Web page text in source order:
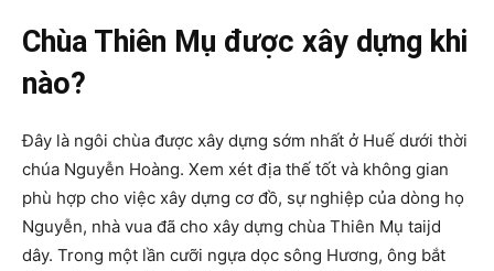
Chùa Thiên Mụ được xây dựng khi
nào?
Đây là ngôi chùa được xây dựng sớm nhất ở Huế dưới thời
chúa Nguyễn Hoàng. Xem xét địa thế tốt và không gian
phù hợp cho việc xây dựng cơ đồ, sự nghiệp của dòng họ
Nguyễn, nhà vua đã cho xây dựng chùa Thiên Mụ taijd
dây. Trong một lần cưỡi ngựa dọc sông Hương, ông bắt